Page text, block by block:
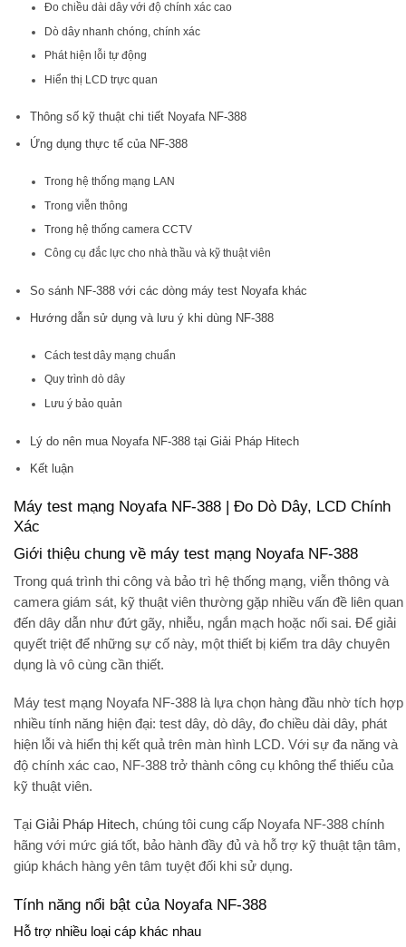
Đo chiều dài dây với độ chính xác cao
Dò dây nhanh chóng, chính xác
Phát hiện lỗi tự động
Hiển thị LCD trực quan
Thông số kỹ thuật chi tiết Noyafa NF-388
Ứng dụng thực tế của NF-388
Trong hệ thống mạng LAN
Trong viễn thông
Trong hệ thống camera CCTV
Công cụ đắc lực cho nhà thầu và kỹ thuật viên
So sánh NF-388 với các dòng máy test Noyafa khác
Hướng dẫn sử dụng và lưu ý khi dùng NF-388
Cách test dây mạng chuẩn
Quy trình dò dây
Lưu ý bảo quản
Lý do nên mua Noyafa NF-388 tại Giải Pháp Hitech
Kết luận
Máy test mạng Noyafa NF-388 | Đo Dò Dây, LCD Chính
Xác
Giới thiệu chung về máy test mạng Noyafa NF-388
Trong quá trình thi công và bảo trì hệ thống mạng, viễn thông và
camera giám sát, kỹ thuật viên thường gặp nhiều vấn đề liên quan
đến dây dẫn như đứt gãy, nhiễu, ngắn mạch hoặc nối sai. Để giải
quyết triệt để những sự cố này, một thiết bị kiểm tra dây chuyên
dụng là vô cùng cần thiết.
Máy test mạng Noyafa NF-388 là lựa chọn hàng đầu nhờ tích hợp
nhiều tính năng hiện đại: test dây, dò dây, đo chiều dài dây, phát
hiện lỗi và hiển thị kết quả trên màn hình LCD. Với sự đa năng và
độ chính xác cao, NF-388 trở thành công cụ không thể thiếu của
kỹ thuật viên.
Tại Giải Pháp Hitech, chúng tôi cung cấp Noyafa NF-388 chính
hãng với mức giá tốt, bảo hành đầy đủ và hỗ trợ kỹ thuật tận tâm,
giúp khách hàng yên tâm tuyệt đối khi sử dụng.
Tính năng nổi bật của Noyafa NF-388
Hỗ trợ nhiều loại cáp khác nhau